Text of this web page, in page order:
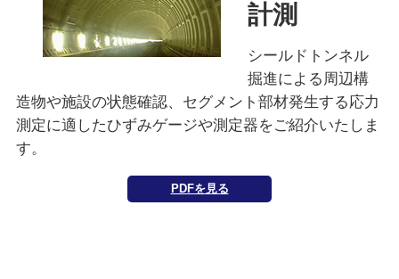
計測
シールドトンネル
掘進による周辺構
造物や施設の状態確認、セグメント部材発生する応力
測定に適したひずみゲージや測定器をご紹介いたしま
す。
PDFを見る